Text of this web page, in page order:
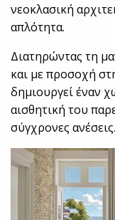
νεοκλασική
απλότητα.
Διατηρώντας τη
και με προσοχή
δημιουργεί έναν
αισθητική του
σύγχρονες ανέσεις.